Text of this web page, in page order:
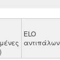
ELO
αντιπάλων